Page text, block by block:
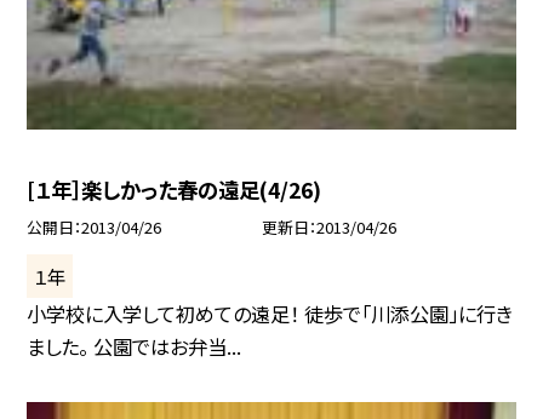
[１年］楽しかった春の遠足(4/26)
公開日 2013/04/26 更新日 2013/04/26
１年
小学校に入学して初めての遠足！ 徒歩で「川添公園」に行き
ました。 公園ではお弁当...